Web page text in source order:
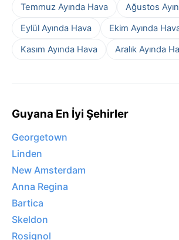
Temmuz Ayında Hava
Ağustos
Eylül Ayında Hava
Ekim Ayında
Kasım Ayında Hava
Aralık Ayında
Guyana En İyi Şehirler
Georgetown
Linden
New Amsterdam
Anna Regina
Bartica
Skeldon
Rosignol